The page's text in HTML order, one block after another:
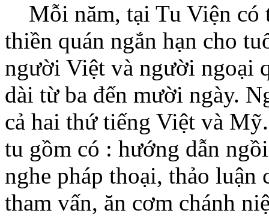
Mỗi năm, tại Tu Viện có
thiền quán ngắn hạn cho
người Việt và người ngoại
dài từ ba đến mười ngày.
cả hai thứ tiếng Việt và
tu gồm có : hướng dẫn
nghe pháp thoại, thảo luận
tham vấn, ăn cơm chánh